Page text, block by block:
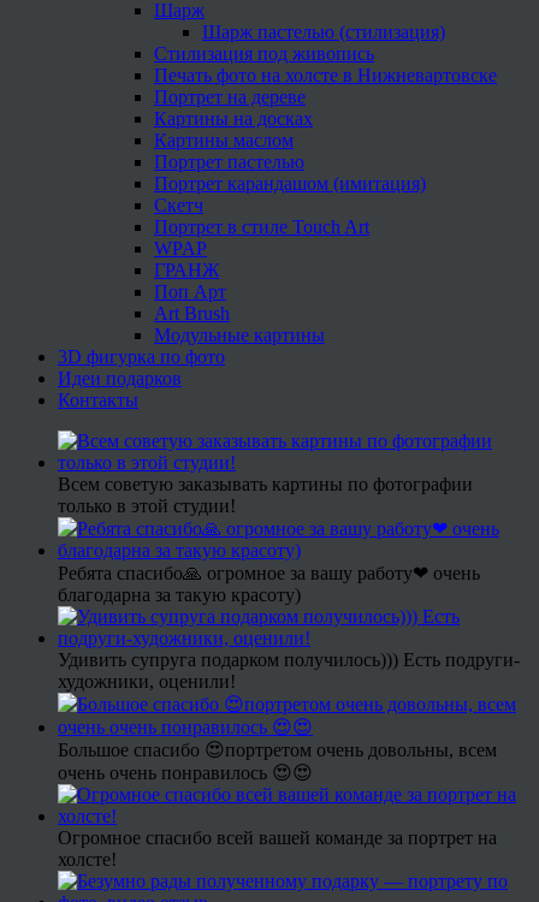
Шарж
Шарж пастелью (стилизация)
Стилизация под живопись
Печать фото на холсте в Нижневартовске
Портрет на дереве
Картины на досках
Картины маслом
Портрет пастелью
Портрет карандашом (имитация)
Скетч
Портрет в стиле Touch Art
WPAP
ГРАНЖ
Поп Арт
Art Brush
Модульные картины
3D фигурка по фото
Идеи подарков
Контакты
Всем советую заказывать картины по фотографии
только в этой студии!
Ребята спасибо🙏 огромное за вашу работу❤ очень
благодарна за такую красоту)
Удивить супруга подарком получилось))) Есть подруги-
художники, оценили!
Большое спасибо 😍портретом очень довольны, всем
очень очень понравилось 😍😍
Огромное спасибо всей вашей команде за портрет на
холсте!